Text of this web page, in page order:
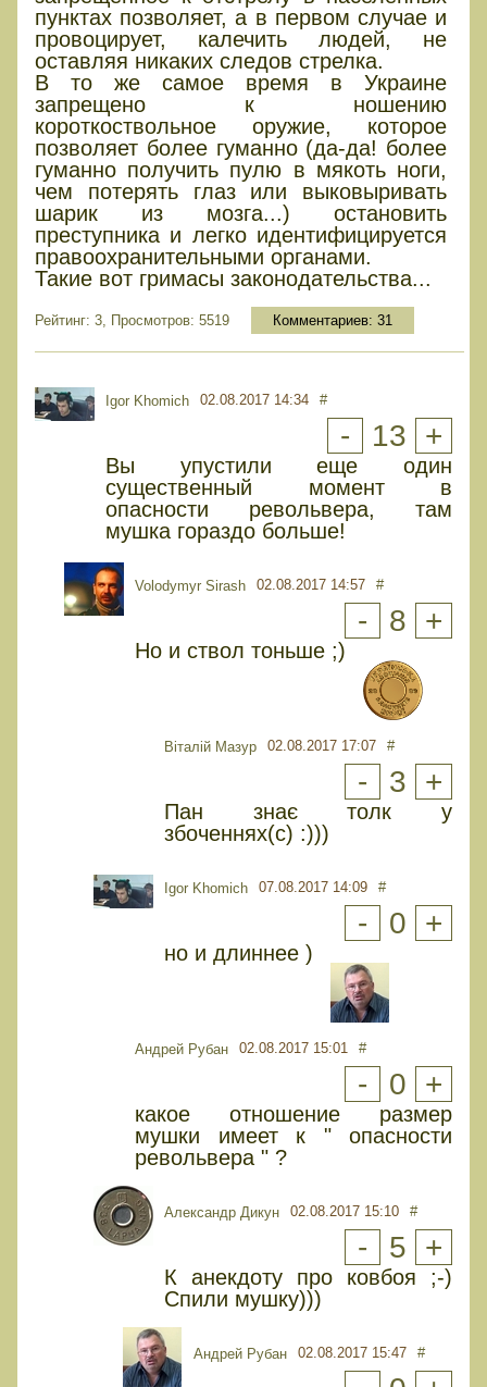
пунктах позволяет, а в первом случае и
провоцирует, калечить людей, не
оставляя никаких следов стрелка.
В то же самое время в Украине
запрещено к ношению
короткоствольное оружие, которое
позволяет более гуманно (да-да! более
гуманно получить пулю в мякоть ноги,
чем потерять глаз или выковыривать
шарик из мозга...) остановить
преступника и легко идентифицируется
правоохранительными органами.
Такие вот гримасы законодательства...
Рейтинг: 3, Просмотров: 5519 Комментариев: 31
Igor Khomich 02.08.2017 14:34 #
- 13 +
Вы упустили еще один
существенный момент в
опасности револьвера, там
мушка гораздо больше!
Volodymyr Sirash 02.08.2017 14:57 #
- 8 +
Но и ствол тоньше ;)
Віталій Мазур 02.08.2017 17:07 #
- 3 +
Пан знає толк у
збоченнях(с) :)))
Igor Khomich 07.08.2017 14:09 #
- 0 +
но и длиннее )
Андрей Рубан 02.08.2017 15:01 #
- 0 +
какое отношение размер
мушки имеет к " опасности
револьвера " ?
Александр Дикун 02.08.2017 15:10 #
- 5 +
К анекдоту про ковбоя ;-)
Спили мушку)))
Андрей Рубан 02.08.2017 15:47 #